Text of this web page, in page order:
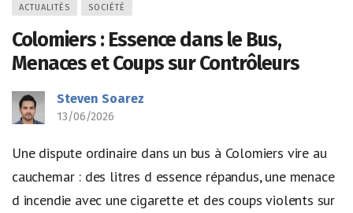
ACTUALITÉS SOCIÉTÉ
Colomiers : Essence dans le Bus,
Menaces et Coups sur Contrôleurs
Steven Soarez
13/06/2026
Une dispute ordinaire dans un bus à Colomiers vire au
cauchemar : des litres d essence répandus, une menace
d incendie avec une cigarette et des coups violents sur